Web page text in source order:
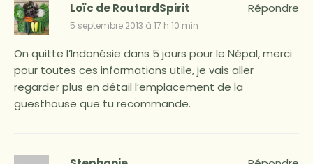
Loïc de RoutardSpirit
5 septembre 2013 à 17 h 10 min
On quitte l’Indonésie dans 5 jours pour le Népal, merci
pour toutes ces informations utile, je vais aller
regarder plus en détail l’emplacement de la
guesthouse que tu recommande.
Répondre